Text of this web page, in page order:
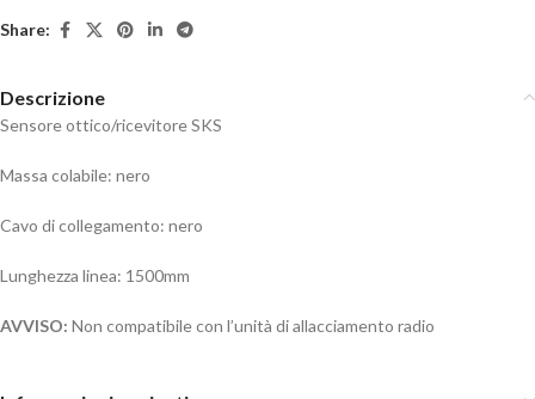
Share:
Descrizione
Sensore ottico/ricevitore SKS
Massa colabile: nero
Cavo di collegamento: nero
Lunghezza linea: 1500mm
AVVISO: Non compatibile con l’unità di allacciamento radio